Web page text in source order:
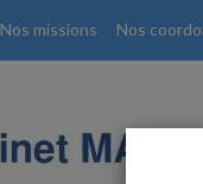
Nos missions Nos